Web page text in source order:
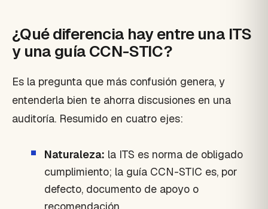
¿Qué diferencia hay entre una ITS
y una guía CCN-STIC?
Es la pregunta que más confusión genera, y
entenderla bien te ahorra discusiones en una
auditoría. Resumido en cuatro ejes:
Naturaleza: la ITS es norma de obligado
cumplimiento; la guía CCN-STIC es, por
defecto, documento de apoyo o
recomendación.